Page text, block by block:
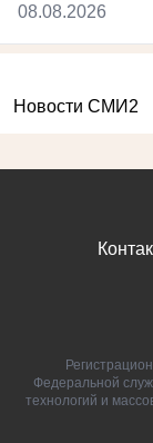
08.08.2026
Новости СМИ2
Федеральной
технологий и